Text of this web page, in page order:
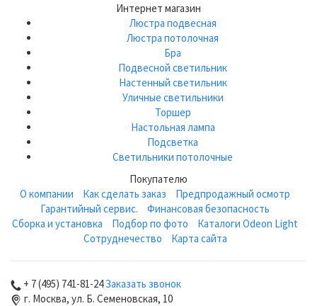
Интернет магазин
Люстра подвесная
Люстра потолочная
Бра
Подвесной светильник
Настенный светильник
Уличные светильники
Торшер
Настольная лампа
Подсветка
Светильники потолочные
Покупателю
О компании
Как сделать заказ
Предпродажный осмотр
Гарантийный сервис.
Финансовая безопасность
Сборка и установка
Подбор по фото
Каталоги Odeon Light
Сотруднечество
Карта сайта
+ 7 (495) 741-81-24Заказать звонок
г. Москва, ул. Б. Семеновская, 10